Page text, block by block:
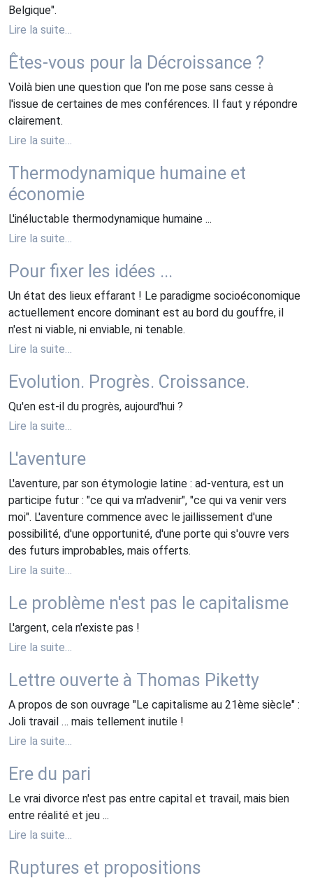
Belgique".
Lire la suite…
Êtes-vous pour la Décroissance ?
Voilà bien une question que l'on me pose sans cesse à
l'issue de certaines de mes conférences. Il faut y répondre
clairement.
Lire la suite…
Thermodynamique humaine et
économie
L'inéluctable thermodynamique humaine ...
Lire la suite…
Pour fixer les idées ...
Un état des lieux effarant ! Le paradigme socioéconomique
actuellement encore dominant est au bord du gouffre, il
n'est ni viable, ni enviable, ni tenable.
Lire la suite…
Evolution. Progrès. Croissance.
Qu'en est-il du progrès, aujourd'hui ?
Lire la suite…
L'aventure
L'aventure, par son étymologie latine : ad-ventura, est un
participe futur : "ce qui va m'advenir", "ce qui va venir vers
moi". L'aventure commence avec le jaillissement d'une
possibilité, d'une opportunité, d'une porte qui s'ouvre vers
des futurs improbables, mais offerts.
Lire la suite…
Le problème n'est pas le capitalisme
L'argent, cela n'existe pas !
Lire la suite…
Lettre ouverte à Thomas Piketty
A propos de son ouvrage "Le capitalisme au 21ème siècle" :
Joli travail … mais tellement inutile !
Lire la suite…
Ere du pari
Le vrai divorce n'est pas entre capital et travail, mais bien
entre réalité et jeu ...
Lire la suite…
Ruptures et propositions